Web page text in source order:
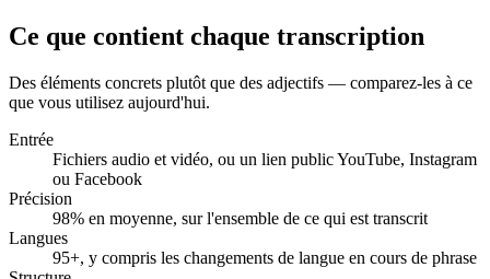
00:47
D'accord — mais la page tarifs doit être finalisée avant.
Ce que contient chaque transcription
Des éléments concrets plutôt que des adjectifs — comparez-les à ce
que vous utilisez aujourd'hui.
Entrée
Fichiers audio et vidéo, ou un lien public YouTube, Instagram
ou Facebook
Précision
98% en moyenne, sur l'ensemble de ce qui est transcrit
Langues
95+, y compris les changements de langue en cours de phrase